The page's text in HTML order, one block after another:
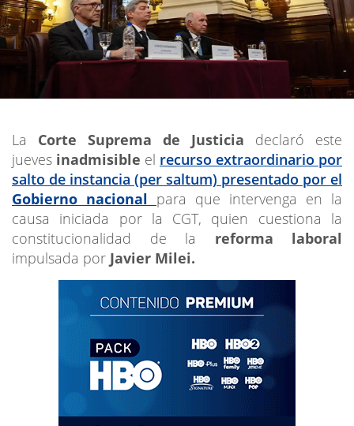
La Corte Suprema de Justicia declaró este
jueves inadmisible el recurso extraordinario por
salto de instancia (per saltum) presentado por el
Gobierno nacional para que intervenga en la
causa iniciada por la CGT, quien cuestiona la
constitucionalidad de la reforma laboral
impulsada por Javier Milei.